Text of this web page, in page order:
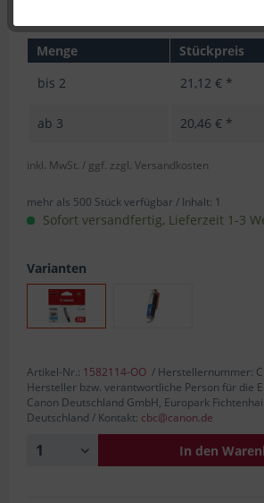
Menge
Stückpreis
bis 2 21,12 € *
ab 3 20,46 € *
inkl. MwSt. / ggf. zzgl. Versandkosten
mehr als 500 Stück verfügbar / Inhalt: 1
Sofort versandfertig, Lieferzeit 1-3
Varianten
Artikel-Nr.: 1582114-OO / Herstellernummer:
Hersteller bzw. verantwortliche Person für die
Canon Deutschland GmbH, Europark
Deutschland / Kontakt: cbc@canon.de
In den